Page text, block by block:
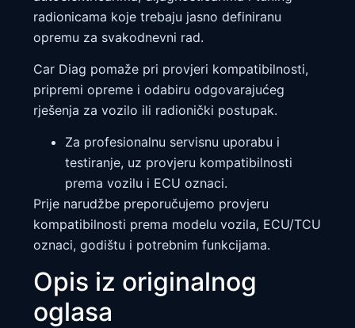
radionicama koje trebaju jasno definiranu
opremu za svakodnevni rad.
Car Diag pomaže pri provjeri kompatibilnosti,
pripremi opreme i odabiru odgovarajućeg
rješenja za vozilo ili radionički postupak.
Za profesionalnu servisnu uporabu i
testiranje, uz provjeru kompatibilnosti
prema vozilu i ECU oznaci.
Prije narudžbe preporučujemo provjeru
kompatibilnosti prema modelu vozila, ECU/TCU
oznaci, godištu i potrebnim funkcijama.
Opis iz originalnog
oglasa